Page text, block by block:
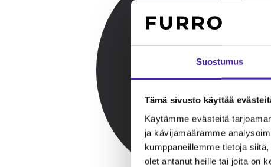
Suostumus
Tämä sivusto käyttää
Käytämme evästeitä
ja kävijämäärämme
kumppaneillemme tietoja
olet antanut heille tai joita on